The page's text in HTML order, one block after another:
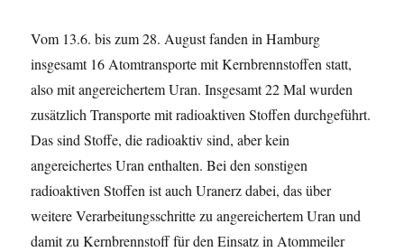
Vom 13.6. bis zum 28. August fanden in Hamburg
insgesamt 16 Atomtransporte mit Kernbrennstoffen statt,
also mit angereichertem Uran. Insgesamt 22 Mal wurden
zusätzlich Transporte mit radioaktiven Stoffen durchgeführt.
Das sind Stoffe, die radioaktiv sind, aber kein
angereichertes Uran enthalten. Bei den sonstigen
radioaktiven Stoffen ist auch Uranerz dabei, das über
weitere Verarbeitungsschritte zu angereichertem Uran und
damit zu Kernbrennstoff für den Einsatz in Atommeiler